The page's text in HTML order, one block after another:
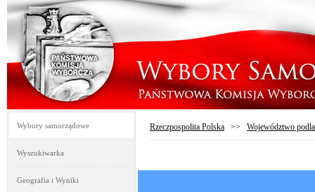
Wybory samorządowe
Wyszukiwarka
Geografia i Wyniki
Rzeczpospolita Polska >> Województwo